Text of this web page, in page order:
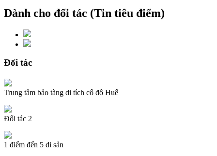
Dành cho đối tác (Tin tiêu điểm)
Đối tác
Trung tâm bảo tàng di tích cố đô Huế
Đối tác 2
1 điểm đến 5 di sản